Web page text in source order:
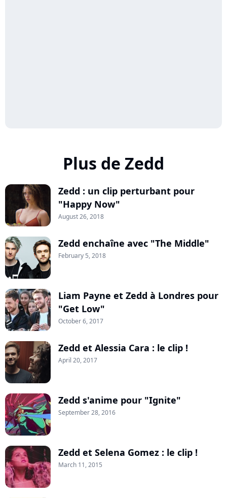
Plus de Zedd
Zedd : un clip perturbant pour
"Happy Now"
August 26, 2018
Zedd enchaîne avec "The Middle"
February 5, 2018
Liam Payne et Zedd à Londres pour
"Get Low"
October 6, 2017
Zedd et Alessia Cara : le clip !
April 20, 2017
Zedd s'anime pour "Ignite"
September 28, 2016
Zedd et Selena Gomez : le clip !
March 11, 2015